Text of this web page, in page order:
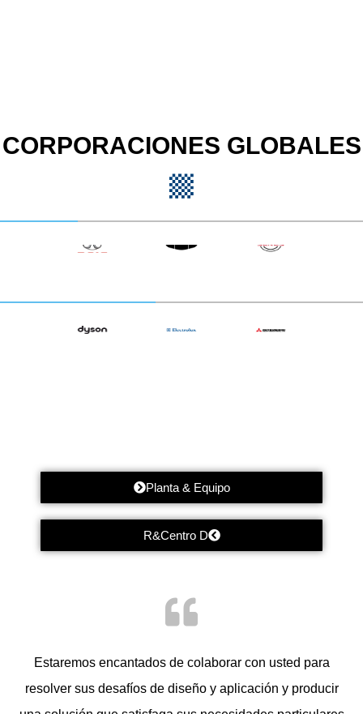
CORPORACIONES GLOBALES
Planta & Equipo
R&Centro D
Estaremos encantados de colaborar con usted para
resolver sus desafíos de diseño y aplicación y producir